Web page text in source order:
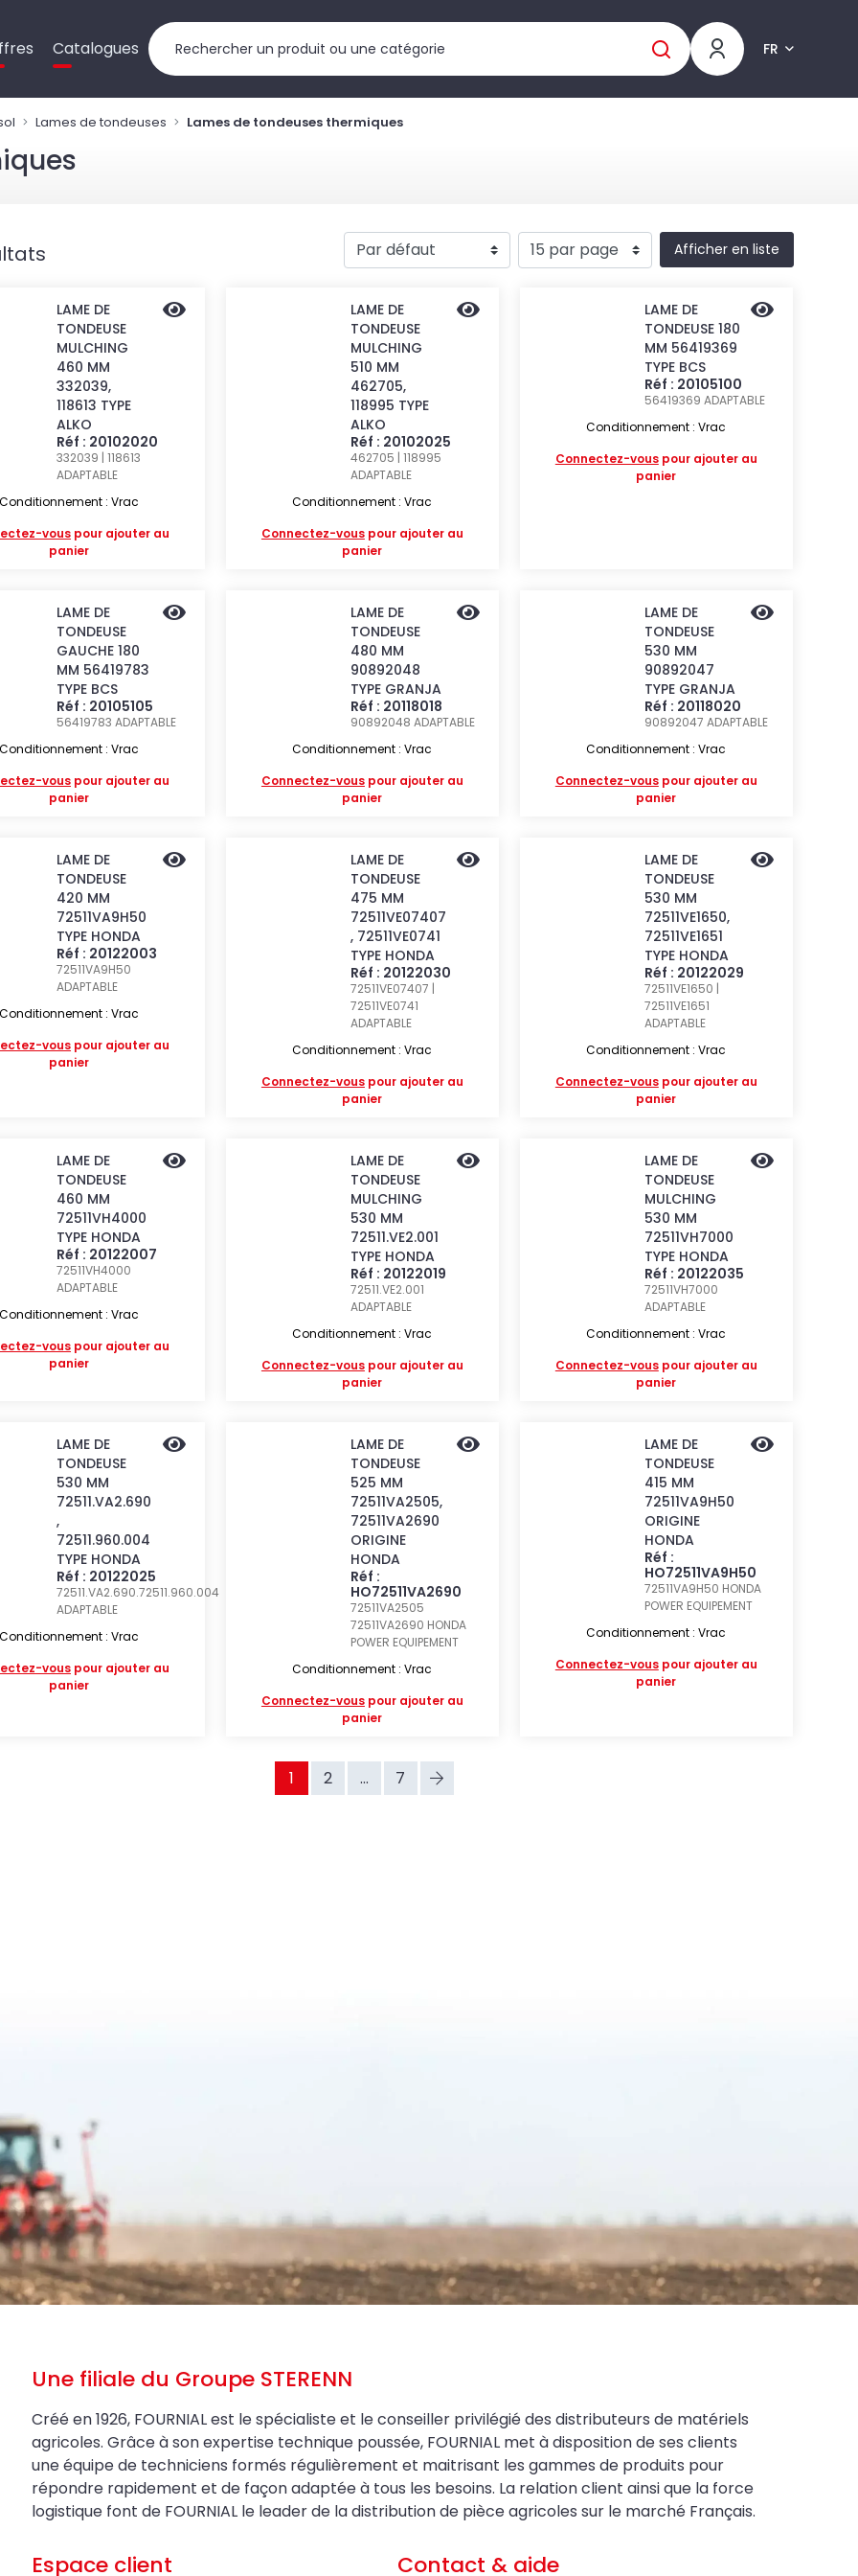
Catalogues FR
Lames de tondeuses Lames de tondeuses thermiques
Afficher en liste
LAME DE
TONDEUSE
MULCHING
460 MM
332039,
118613 TYPE
ALKO
Réf : 20102020
332039 | 118613
ADAPTABLE
: Vrac
vous pour ajouter au
panier
LAME DE
TONDEUSE
MULCHING
510 MM
462705,
118995 TYPE
ALKO
Réf : 20102025
462705 | 118995
ADAPTABLE
Conditionnement : Vrac
Connectez-vouspour ajouter au
panier
LAME DE
TONDEUSE 180
MM 56419369
TYPE BCS
Réf : 20105100
56419369 ADAPTABLE
Conditionnement : Vrac
Connectez-vouspour ajouter au
panier
LAME DE
TONDEUSE
GAUCHE 180
MM 56419783
TYPE BCS
Réf : 20105105
56419783ADAPTABLE
: Vrac
vous pour ajouter au
panier
LAME DE
TONDEUSE
480 MM
90892048
TYPE GRANJA
Réf : 20118018
90892048 ADAPTABLE
Conditionnement : Vrac
Connectez-vouspour ajouter au
panier
LAME DE
TONDEUSE
530 MM
90892047
TYPE GRANJA
Réf : 20118020
90892047 ADAPTABLE
Conditionnement : Vrac
Connectez-vouspour ajouter au
panier
LAME DE
TONDEUSE
420 MM
72511VA9H50
TYPE HONDA
Réf : 20122003
72511VA9H50
ADAPTABLE
: Vrac
vous pour ajouter au
panier
LAME DE
TONDEUSE
475 MM
72511VE07407
, 72511VE0741
TYPE HONDA
Réf : 20122030
72511VE07407 |
72511VE0741
ADAPTABLE
Conditionnement : Vrac
Connectez-vouspour ajouter au
panier
LAME DE
TONDEUSE
530 MM
72511VE1650,
72511VE1651
TYPE HONDA
Réf : 20122029
72511VE1650 |
72511VE1651
ADAPTABLE
Conditionnement : Vrac
Connectez-vouspour ajouter au
panier
LAME DE
TONDEUSE
460 MM
72511VH4000
TYPE HONDA
Réf : 20122007
72511VH4000
ADAPTABLE
: Vrac
vous pour ajouter au
panier
LAME DE
TONDEUSE
MULCHING
530 MM
72511.VE2.001
TYPE HONDA
Réf : 20122019
72511.VE2.001
ADAPTABLE
Conditionnement : Vrac
Connectez-vouspour ajouter au
panier
LAME DE
TONDEUSE
MULCHING
530 MM
72511VH7000
TYPE HONDA
Réf : 20122035
72511VH7000
ADAPTABLE
Conditionnement : Vrac
Connectez-vouspour ajouter au
panier
LAME DE
TONDEUSE
530 MM
72511.VA2.690
,
72511.960.004
TYPE HONDA
Réf : 20122025
72511.VA2.690.72511.960.004
ADAPTABLE
: Vrac
vous pour ajouter au
panier
LAME DE
TONDEUSE
525 MM
72511VA2505,
72511VA2690
ORIGINE
HONDA
Réf :
HO72511VA2690
72511VA2505
72511VA2690 HONDA
POWER EQUIPEMENT
Conditionnement : Vrac
Connectez-vouspour ajouter au
panier
LAME DE
TONDEUSE
415 MM
72511VA9H50
ORIGINE
HONDA
Réf :
HO72511VA9H50
72511VA9H50 HONDA
POWER EQUIPEMENT
Conditionnement : Vrac
Connectez-vouspour ajouter au
panier
1 2 ... 7
Une filiale du Groupe STERENN
Créé en 1926, FOURNIAL est le spécialiste et le conseiller privilégié des distributeurs de matériels
agricoles. Grâce à son expertise technique poussée, FOURNIAL met à disposition de ses clients
une équipe de techniciens formés régulièrement et maitrisant les gammes de produits pour
répondre rapidement et de façon adaptée à tous les besoins. La relation client ainsi que la force
logistique font de FOURNIAL le leader de la distribution de pièce agricoles sur le marché Français.
Espace client Contact & aide